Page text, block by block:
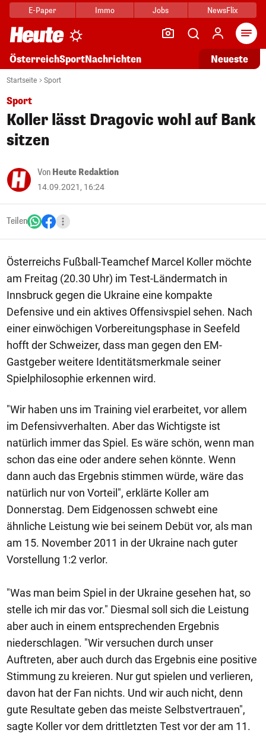
E-Paper Immo Jobs NewsFlix
ÖsterreichSportNachrichten Neueste
Startseite Sport
Sport
Koller lässt Dragovic wohl auf Bank
sitzen
Von Heute Redaktion
14.09.2021, 16:24
Teilen
Österreichs Fußball-Teamchef Marcel Koller möchte
am Freitag (20.30 Uhr) im Test-Ländermatch in
Innsbruck gegen die Ukraine eine kompakte
Defensive und ein aktives Offensivspiel sehen. Nach
einer einwöchigen Vorbereitungsphase in Seefeld
hofft der Schweizer, dass man gegen den EM-
Gastgeber weitere Identitätsmerkmale seiner
Spielphilosophie erkennen wird.
"Wir haben uns im Training viel erarbeitet, vor allem
im Defensivverhalten. Aber das Wichtigste ist
natürlich immer das Spiel. Es wäre schön, wenn man
schon das eine oder andere sehen könnte. Wenn
dann auch das Ergebnis stimmen würde, wäre das
natürlich nur von Vorteil", erklärte Koller am
Donnerstag. Dem Eidgenossen schwebt eine
ähnliche Leistung wie bei seinem Debüt vor, als man
am 15. November 2011 in der Ukraine nach guter
Vorstellung 1:2 verlor.
"Was man beim Spiel in der Ukraine gesehen hat, so
stelle ich mir das vor." Diesmal soll sich die Leistung
aber auch in einem entsprechenden Ergebnis
niederschlagen. "Wir versuchen durch unser
Auftreten, aber auch durch das Ergebnis eine positive
Stimmung zu kreieren. Nur gut spielen und verlieren,
davon hat der Fan nichts. Und wir auch nicht, denn
gute Resultate geben das meiste Selbstvertrauen",
sagte Koller vor dem drittletzten Test vor der am 11.